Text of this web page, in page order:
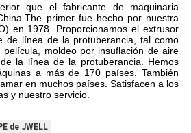
que el fabricante de maquinaria
primer fue hecho por nuestra
en 1978. Proporcionamos el extrusor
de línea de la protuberancia, tal como
moldeo por insuflación de aire
la línea de la protuberancia. Hemos
a más de 170 países. También
en muchos países. Satisfacen a los
y nuestro servicio.
de JWELL